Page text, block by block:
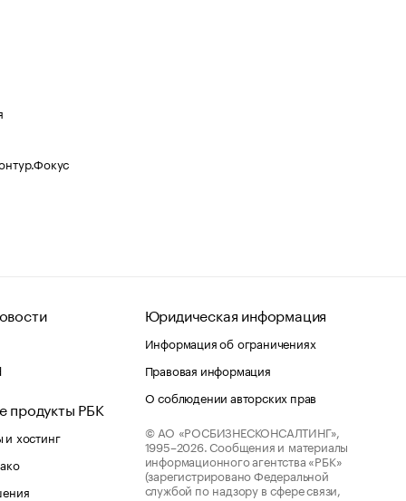
продукты РБК
хостинг
Юридическая информация
Информация об ограничениях
Правовая информация
О соблюдении авторских прав
© АО «РОСБИЗНЕСКОНСАЛТИНГ»,
1995–2026. Сообщения и материалы
информационного агентства «РБК»
(зарегистрировано Федеральной
службой по надзору в сфере связи,